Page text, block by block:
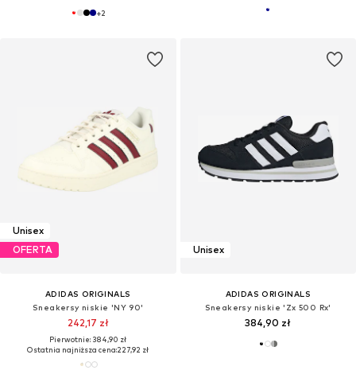
+2
Unisex
OFERTA
ADIDAS ORIGINALS
Sneakersy niskie 'NY 90'
242,17 zł
Pierwotnie: 384,90 zł
Ostatnia najniższa cena:227,92 zł
Unisex
ADIDAS ORIGINALS
Sneakersy niskie 'Zx 500 Rx'
384,90 zł